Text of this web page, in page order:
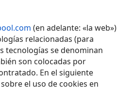
(en adelante: «la web»)
relacionadas (para
tecnologías se denominan
son colocadas por
En el siguiente
el uso de cookies en